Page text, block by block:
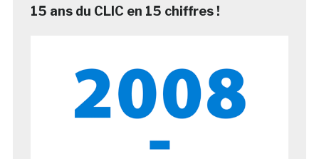
15 ans du CLIC en 15 chiffres !